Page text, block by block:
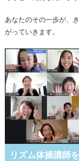
あなたのその一歩が、
がっていきます。
リズム体操講師